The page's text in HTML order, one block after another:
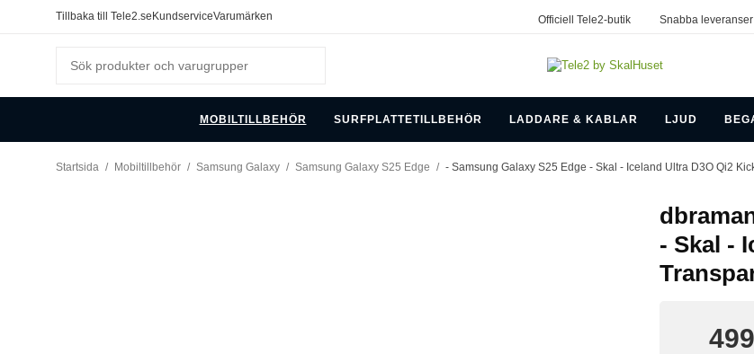
Tillbaka till Tele2.se KundserviceVarumärken Officiell Tele2-butik Snabba leveranser
MOBILTILLBEHÖR SURFPLATTETILLBEHÖR LADDARE & KABLAR LJUD
Startsida / Mobiltillbehör / Samsung Galaxy / Samsung Galaxy S25 Edge / - Samsung Galaxy S25 Edge - Skal - Iceland Ultra D3O Qi2
- Skal -